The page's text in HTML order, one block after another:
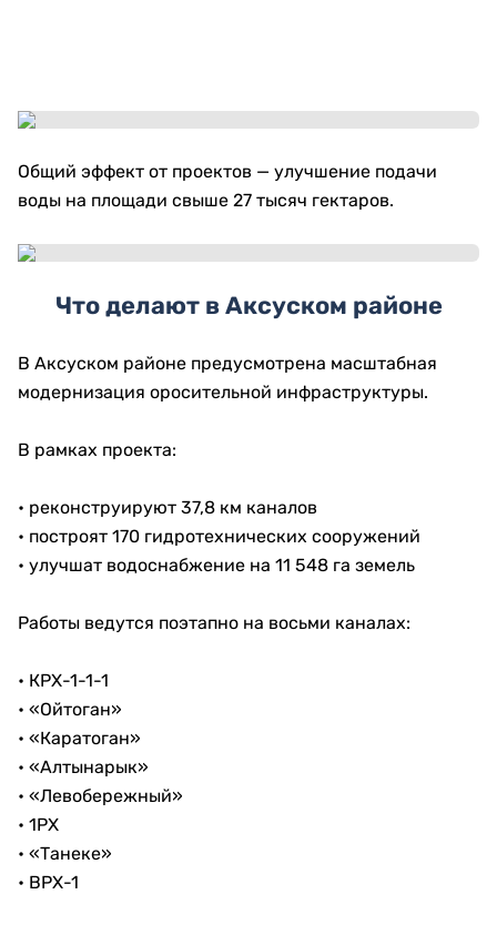
Общий эффект от проектов — улучшение подачи
воды на площади свыше 27 тысяч гектаров.
Что делают в Аксуском районе
В Аксуском районе предусмотрена масштабная
модернизация оросительной инфраструктуры.
В рамках проекта:
• реконструируют 37,8 км каналов
• построят 170 гидротехнических сооружений
• улучшат водоснабжение на 11 548 га земель
Работы ведутся поэтапно на восьми каналах:
• КРХ-1-1-1
• «Ойтоган»
• «Каратоган»
• «Алтынарык»
• «Левобережный»
• 1РХ
• «Танеке»
• ВРХ-1